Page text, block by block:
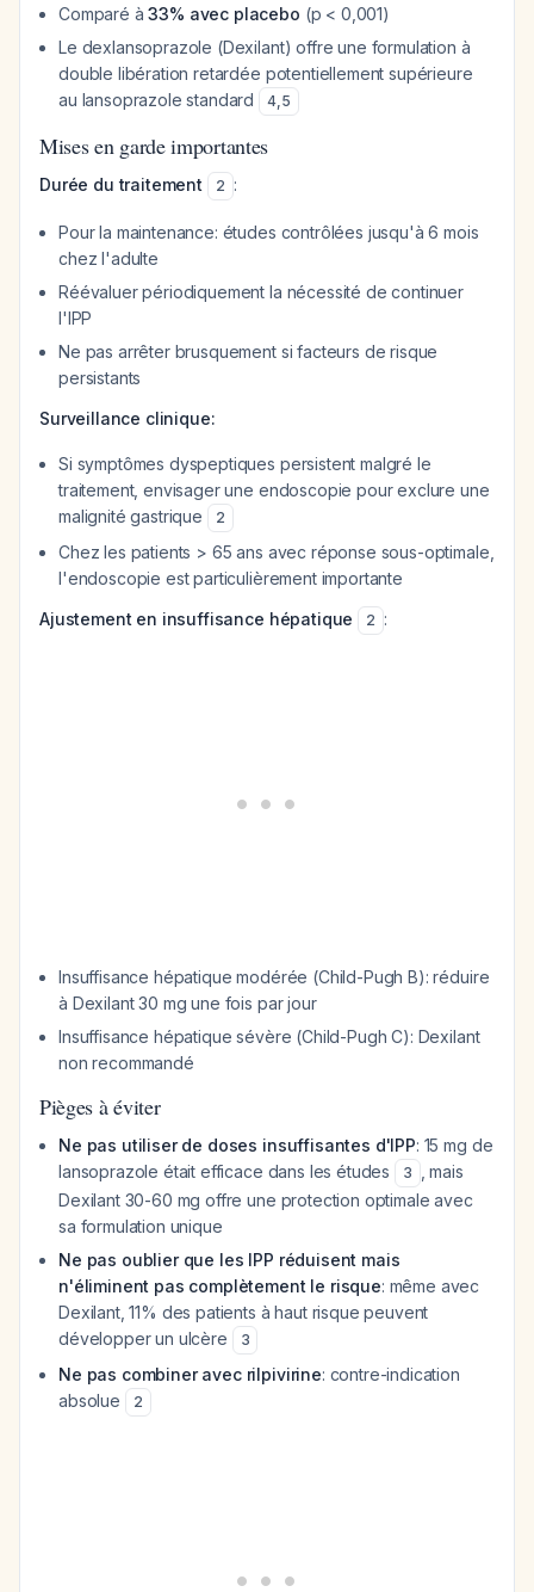
Comparé à33% avec placebo (p < 0,001)
Le dexlansoprazole (Dexilant) offre une formulation à
double libération retardée potentiellement supérieure
au lansoprazole standard
4,5
Mises en garde importantes
Durée du traitement 2 :
Pour la maintenance: études contrôlées jusqu'à 6 mois
chez l'adulte
Réévaluer périodiquement la nécessité de continuer
l'IPP
Ne pas arrêter brusquement si facteurs de risque
persistants
Surveillance clinique:
Si symptômes dyspeptiques persistent malgré le
traitement, envisager une endoscopie pour exclure une
malignité gastrique
2
Chez les patients > 65 ans avec réponse sous-optimale,
l'endoscopie est particulièrement importante
Ajustement en insuffisance hépatique
2 :
Insuffisance hépatique modérée (Child-Pugh B): réduire
à Dexilant 30 mg une fois par jour
Insuffisance hépatique sévère (Child-Pugh C): Dexilant
non recommandé
Pièges à éviter
Ne pas utiliser de doses insuffisantes d'IPP: 15 mg de
lansoprazole était efficace dans les études
3
, mais
Dexilant 30-60 mg offre une protection optimale avec
sa formulation unique
Ne pas oublier que les IPP réduisent mais
n'éliminent pas complètement le risque: même avec
Dexilant, 11% des patients à haut risque peuvent
développer un ulcère
3
Ne pas combiner avec rilpivirine: contre-indication
absolue
2